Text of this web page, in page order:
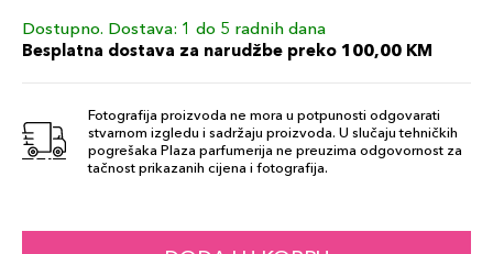
Dostupno. Dostava: 1 do 5 radnih dana
Besplatna dostava za narudžbe preko 100,00 KM
Fotografija proizvoda ne mora u potpunosti odgovarati
stvarnom izgledu i sadržaju proizvoda. U slučaju tehničkih
pogrešaka Plaza parfumerija ne preuzima odgovornost za
tačnost prikazanih cijena i fotografija.